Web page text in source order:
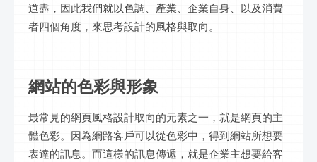
道盡，因此我們就以色調、產業、企業自身、以及消費
者四個角度，來思考設計的風格與取向。
網站的色彩與形象
最常見的網頁風格設計取向的元素之一，就是網頁的主
體色彩。因為網路客戶可以從色彩中，得到網站所想要
表達的訊息。而這樣的訊息傳遞，就是企業主想要給客